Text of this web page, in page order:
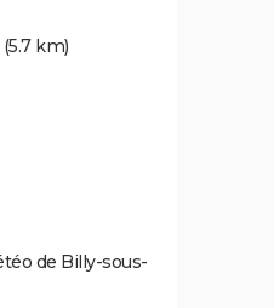
(5.7 km)
de Billy-sous-